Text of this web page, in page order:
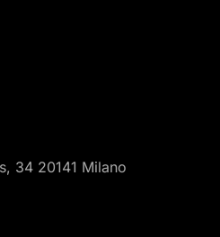
34 20141 Milano